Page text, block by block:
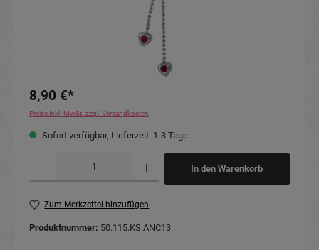
8,90 €*
Preise inkl. MwSt. zzgl. Versandkosten
Sofort verfügbar, Lieferzeit: 1-3 Tage
In den Warenkorb
Zum Merkzettel hinzufügen
Produktnummer: 50.115.KS.ANC13